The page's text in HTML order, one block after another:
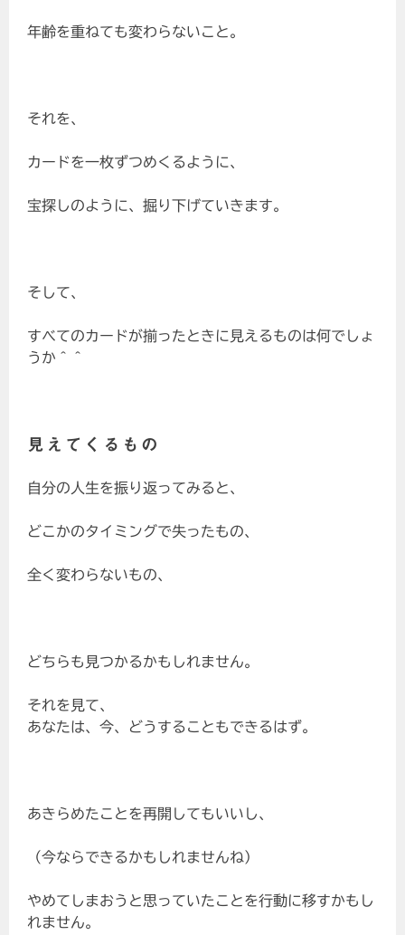
年齢を重ねても変わらないこと。
それを、
カードを一枚ずつめくるように、
宝探しのように、掘り下げていきます。
そして、
すべてのカードが揃ったときに見えるものは何でしょ
うか＾＾
見えてくるもの
自分の人生を振り返ってみると、
どこかのタイミングで失ったもの、
全く変わらないもの、
どちらも見つかるかもしれません。
それを見て、
あなたは、今、どうすることもできるはず。
あきらめたことを再開してもいいし、
（今ならできるかもしれませんね）
やめてしまおうと思っていたことを行動に移すかもし
れません。